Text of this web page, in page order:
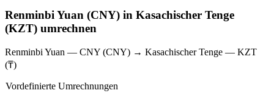
Renminbi Yuan (CNY) in Kasachischer Tenge
(KZT) umrechnen
Renminbi Yuan — CNY (CNY) → Kasachischer Tenge — KZT
(₸)
Vordefinierte Umrechnungen